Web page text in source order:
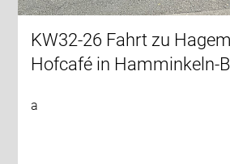
KW32-26 Fahrt zu
Hofcafé in Hamminkeln-
a